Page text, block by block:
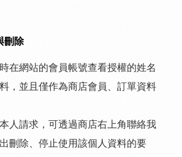
刪除
在網站的會員帳號查看授權的姓名
，並且僅作為商店會員、訂單資料
人請求，可透過商店右上角聯絡我
刪除、停止使用該個人資料的要